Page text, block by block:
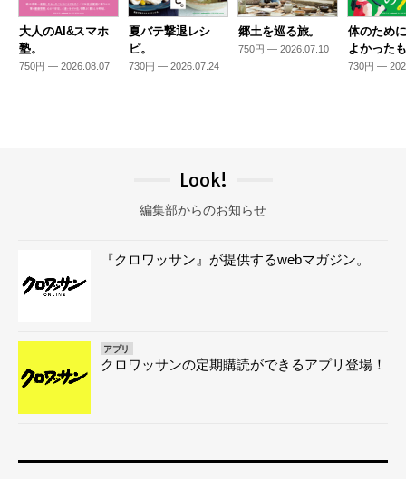
大人のAI&スマホ
塾。
750円 — 2026.08.07
夏バテ撃退レシ
ピ。
730円 — 2026.07.24
郷土を巡る旅。
750円 — 2026.07.10
体のため
よかった
730円 —
Look!
編集部からのお知らせ
『クロワッサン』が提供するwebマガジン。
アプリ
クロワッサンの定期購読ができるアプリ登場！